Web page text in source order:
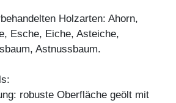
Holzarten: Ahorn,
Esche, Eiche, Asteiche,
Astnussbaum.
robuste Oberfläche geölt mit